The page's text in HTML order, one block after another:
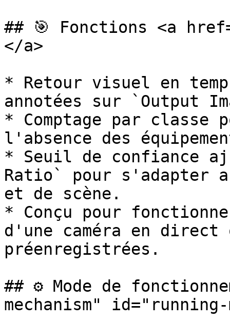
## 🎯 Fonctions <a
</a>
* Retour visuel en
annotées sur `Output
* Comptage par classe
l'absence des
* Seuil de confiance
Ratio` pour s'adapter
et de scène.
* Conçu pour
d'une caméra en direct
préenregistrées.
## ⚙️ Mode de
mechanism" id="running-